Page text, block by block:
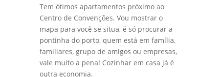
Tem ótimos apartamentos próximo ao
Centro de Convenções. Vou mostrar o
mapa para você se situa, é só procurar a
pontinha do porto, quem está em família,
familiares, grupo de amigos ou empresas,
vale muito a pena! Cozinhar em casa já é
outra economia.